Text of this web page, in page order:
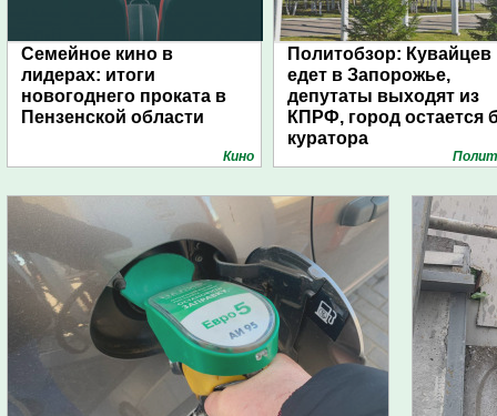
Семейное кино в
лидерах: итоги
новогоднего проката в
Пензенской области
Кино
Политобзор: Кувайцев
едет в Запорожье,
депутаты выходят из
КПРФ, город остается
куратора